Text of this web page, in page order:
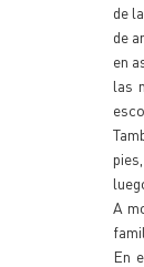
de
de
en
las
A
En